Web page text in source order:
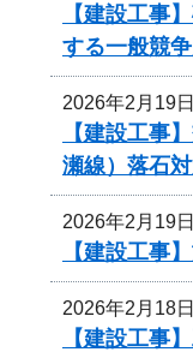
【建設工事
する一般競
2026年2月19
【建設工事
瀬線）落石
2026年2月19
【建設工事
2026年2月18
【建設工事